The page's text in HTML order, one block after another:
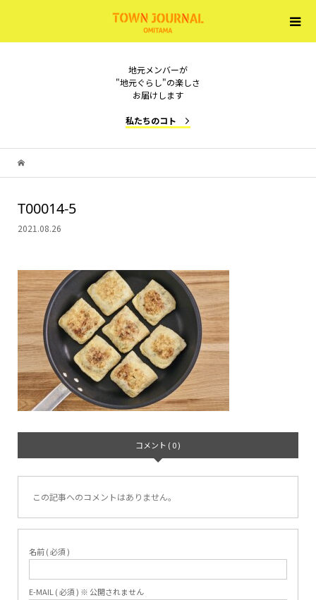
地元メンバーが
"地元ぐらし"の楽しさ
お届けします
私たちのコト
T00014-5
2021.08.26
コメント ( 0 )
この記事へのコメントはありません。
名前 ( 必須 )
E-MAIL ( 必須 ) ※ 公開されません